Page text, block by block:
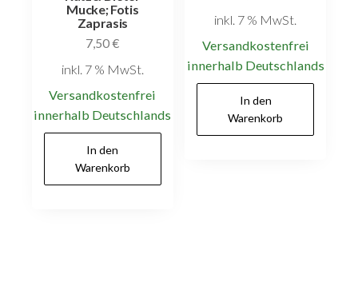
Mucke; Fotis
Zaprasis
7,50€
inkl. 7 % MwSt.
Versandkostenfrei
innerhalb Deutschlands
In den
Warenkorb
inkl. 7 % MwSt.
Versandkostenfrei
innerhalb Deutschlands
In den
Warenkorb